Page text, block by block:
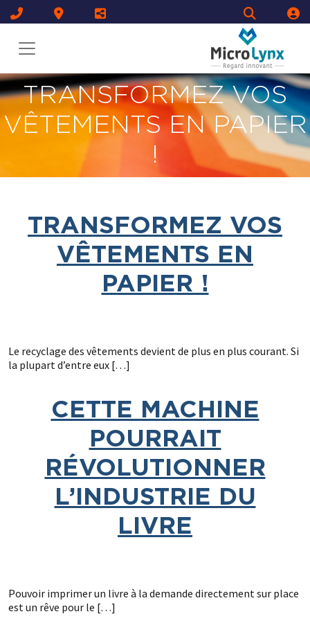
TRANSFORMEZ VOS
VÊTEMENTS EN PAPIER
!
TRANSFORMEZ VOS
VÊTEMENTS EN
PAPIER !
Le recyclage des vêtements devient de plus en plus courant. Si
la plupart d’entre eux […]
CETTE MACHINE
POURRAIT
RÉVOLUTIONNER
L’INDUSTRIE DU
LIVRE
Pouvoir imprimer un livre à la demande directement sur place
est un rêve pour le […]